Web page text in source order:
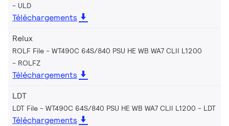
ULD
Téléchargements
Relux
ROLF File - WT490C 64S/840 PSU HE WB WA7 CLII L1200
ROLFZ
Téléchargements
LDT
LDT File - WT490C 64S/840 PSU HE WB WA7 CLII L1200 LDT
Téléchargements